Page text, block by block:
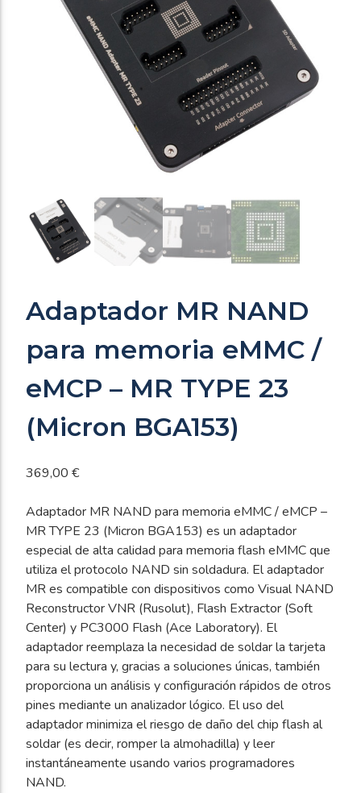
Adaptador MR NAND
para memoria eMMC /
eMCP – MR TYPE 23
(Micron BGA153)
369,00 €
Adaptador MR NAND para memoria eMMC / eMCP –
MR TYPE 23 (Micron BGA153) es un adaptador
especial de alta calidad para memoria flash eMMC que
utiliza el protocolo NAND sin soldadura. El adaptador
MR es compatible con dispositivos como Visual NAND
Reconstructor VNR (Rusolut), Flash Extractor (Soft
Center) y PC3000 Flash (Ace Laboratory). El
adaptador reemplaza la necesidad de soldar la tarjeta
para su lectura y, gracias a soluciones únicas, también
proporciona un análisis y configuración rápidos de otros
pines mediante un analizador lógico. El uso del
adaptador minimiza el riesgo de daño del chip flash al
soldar (es decir, romper la almohadilla) y leer
instantáneamente usando varios programadores
NAND.